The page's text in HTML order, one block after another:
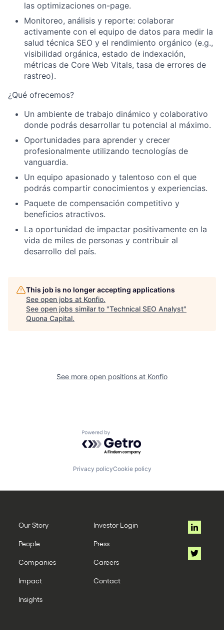
las optimizaciones on-page.
Monitoreo, análisis y reporte: colaborar
activamente con el equipo de datos para medir la
salud técnica SEO y el rendimiento orgánico (e.g.,
visibilidad orgánica, estado de indexación,
métricas de Core Web Vitals, tasa de errores de
rastreo).
¿Qué ofrecemos?
Un ambiente de trabajo dinámico y colaborativo
donde podrás desarrollar tu potencial al máximo.
Oportunidades para aprender y crecer
profesionalmente utilizando tecnologías de
vanguardia.
Un equipo apasionado y talentoso con el que
podrás compartir conocimientos y experiencias.
Paquete de compensación competitivo y
beneficios atractivos.
La oportunidad de impactar positivamente en la
vida de miles de personas y contribuir al
desarrollo del país.
This job is no longer accepting applications
See open jobs at Konfio.
See open jobs similar to "Technical SEO Analyst"
Quona Capital.
See more open positions at Konfio
Powered by Getro.com
Privacy policyCookie policy
Our Story
People
Companies
Impact
Insights
Investor Login
Press
Careers
Contact